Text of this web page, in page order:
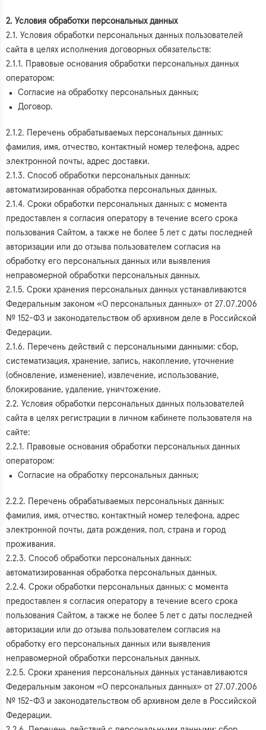
2. Условия обработки персональных данных
2.1. Условия обработки персональных данных пользователей
сайта в целях исполнения договорных обязательств:
2.1.1. Правовые основания обработки персональных данных
оператором:
Согласие на обработку персональных данных;
Договор.
2.1.2. Перечень обрабатываемых персональных данных:
фамилия, имя, отчество, контактный номер телефона, адрес
электронной почты, адрес доставки.
2.1.3. Способ обработки персональных данных:
автоматизированная обработка персональных данных.
2.1.4. Сроки обработки персональных данных: с момента
предоставлен я согласия оператору в течение всего срока
пользования Сайтом, а также не более 5 лет с даты последней
авторизации или до отзыва пользователем согласия на
обработку его персональных данных или выявления
неправомерной обработки персональных данных.
2.1.5. Сроки хранения персональных данных устанавливаются
Федеральным законом «О персональных данных» от 27.07.2006
№ 152-ФЗ и законодательством об архивном деле в Российской
Федерации.
2.1.6. Перечень действий с персональными данными: сбор,
систематизация, хранение, запись, накопление, уточнение
(обновление, изменение), извлечение, использование,
блокирование, удаление, уничтожение.
2.2. Условия обработки персональных данных пользователей
сайта в целях регистрации в личном кабинете пользователя на
сайте:
2.2.1. Правовые основания обработки персональных данных
оператором:
Согласие на обработку персональных данных;
2.2.2. Перечень обрабатываемых персональных данных:
фамилия, имя, отчество, контактный номер телефона, адрес
электронной почты, дата рождения, пол, страна и город
проживания.
2.2.3. Способ обработки персональных данных:
автоматизированная обработка персональных данных.
2.2.4. Сроки обработки персональных данных: с момента
предоставлен я согласия оператору в течение всего срока
пользования Сайтом, а также не более 5 лет с даты последней
авторизации или до отзыва пользователем согласия на
обработку его персональных данных или выявления
неправомерной обработки персональных данных.
2.2.5. Сроки хранения персональных данных устанавливаются
Федеральным законом «О персональных данных» от 27.07.2006
№ 152-ФЗ и законодательством об архивном деле в Российской
Федерации.